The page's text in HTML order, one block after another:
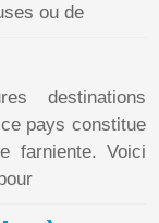
ou de
destinations
pays constitue
farniente. Voici